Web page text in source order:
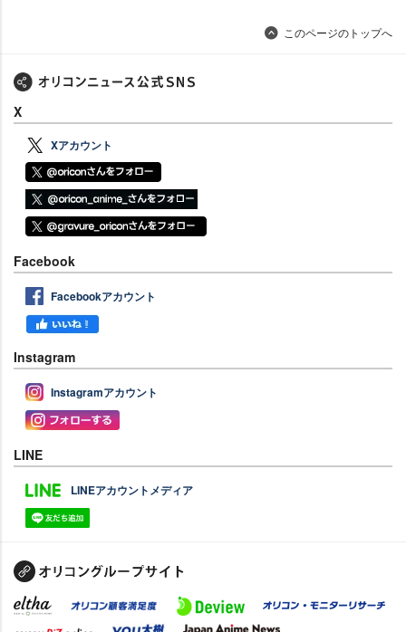
このページのトップへ
X
Xアカウント
Facebook
Facebookアカウント
Instagram
Instagramアカウント
LINE
LINEアカウントメディア